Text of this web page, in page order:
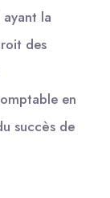
la
des
en
succès de